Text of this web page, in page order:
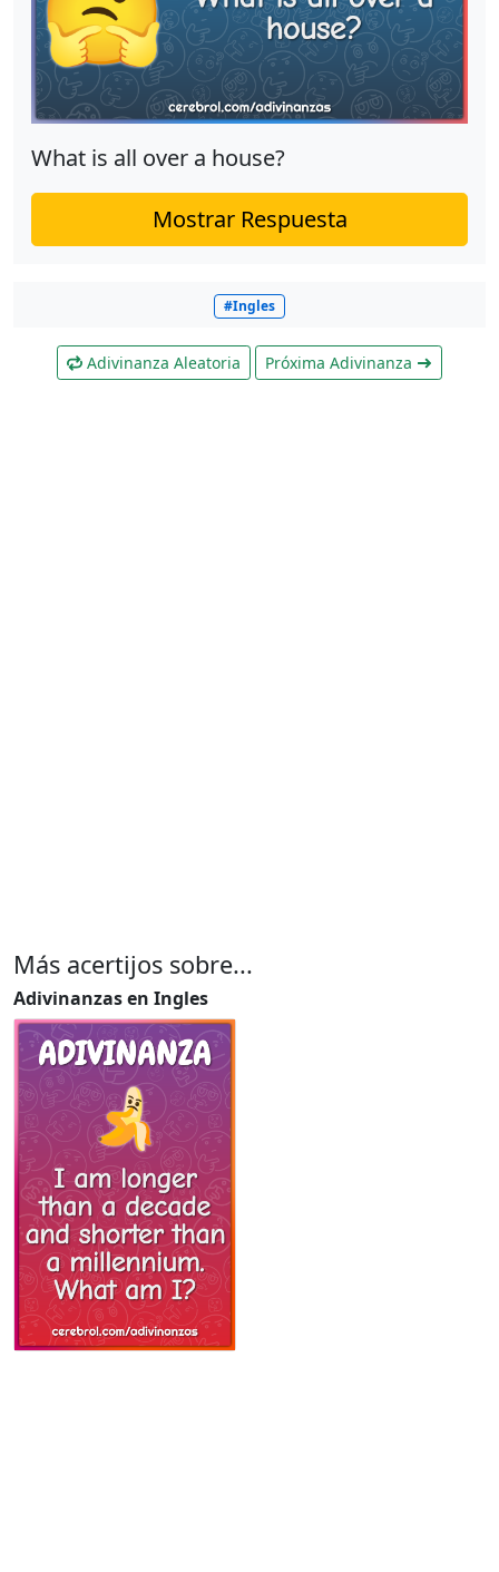
What is all over a house?
Mostrar Respuesta
#Ingles
Adivinanza Aleatoria Próxima Adivinanza
Más acertijos sobre...
Adivinanzas en Ingles